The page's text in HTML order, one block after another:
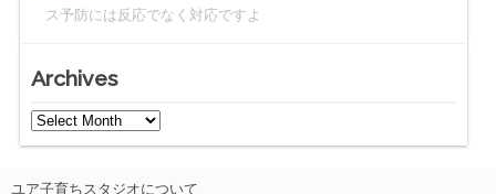
ス予防には反応でなく対応ですよ
Archives
ユア子育ちスタジオについて